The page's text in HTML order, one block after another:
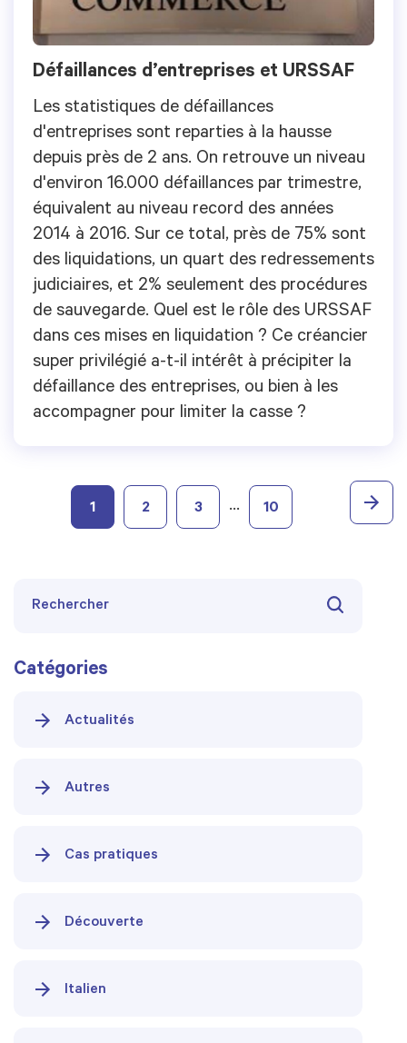
Défaillances d’entreprises et URSSAF
Les statistiques de défaillances
d'entreprises sont reparties à la hausse
depuis près de 2 ans. On retrouve un niveau
d'environ 16.000 défaillances par trimestre,
équivalent au niveau record des années
2014 à 2016. Sur ce total, près de 75% sont
des liquidations, un quart des redressements
judiciaires, et 2% seulement des procédures
de sauvegarde. Quel est le rôle des URSSAF
dans ces mises en liquidation ? Ce créancier
super privilégié a-t-il intérêt à précipiter la
défaillance des entreprises, ou bien à les
accompagner pour limiter la casse ?
1 2 3 … 10
Catégories
Actualités
Autres
Cas pratiques
Découverte
Italien